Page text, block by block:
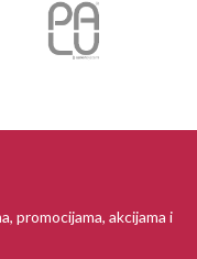
promocijama, akcijama i